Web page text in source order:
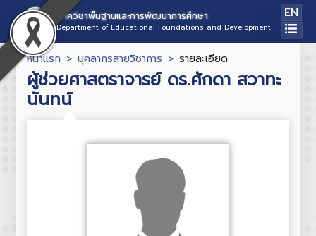
ภาควิชาพื้นฐานและการพัฒนาการศึกษา
Department of Educational Foundations and Development
EN
หน้าแรก บุคลากรสายวิชาการ รายละเอียด
ผู้ช่วยศาสตราจารย์ ดร.ศักดา สวาทะ
นันทน์